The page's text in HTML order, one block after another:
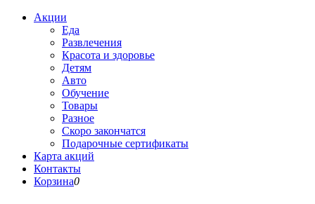
Акции
Еда
Развлечения
Красота и здоровье
Детям
Авто
Обучение
Товары
Разное
Скоро закончатся
Подарочные сертификаты
Карта акций
Контакты
Корзина0